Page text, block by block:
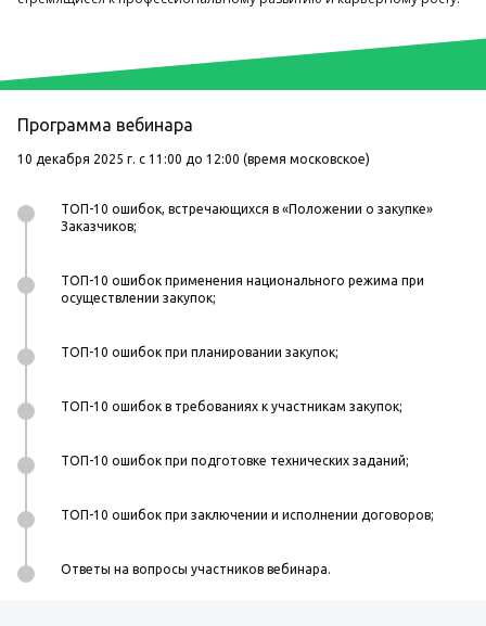
Программа вебинара
10 декабря 2025 г. с 11:00 до 12:00 (время московское)
ТОП-10 ошибок, встречающихся в «Положении о закупке»
Заказчиков;
ТОП-10 ошибок применения национального режима при
осуществлении закупок;
ТОП-10 ошибок при планировании закупок;
ТОП-10 ошибок в требованиях к участникам закупок;
ТОП-10 ошибок при подготовке технических заданий;
ТОП-10 ошибок при заключении и исполнении договоров;
Ответы на вопросы участников вебинара.